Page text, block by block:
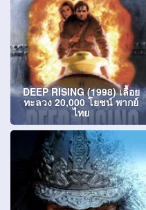
DEEP RISING (1998) เลื้อย
ทะลวง 20,000 โยชน์ พากย์
ไทย